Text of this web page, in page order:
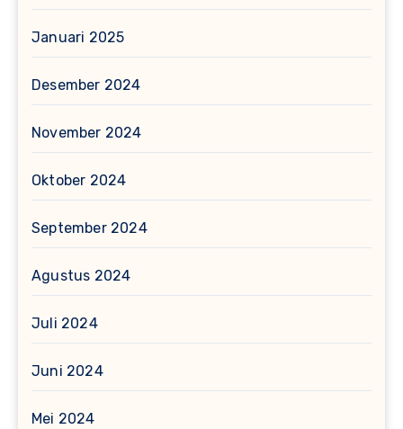
Januari 2025
Desember 2024
November 2024
Oktober 2024
September 2024
Agustus 2024
Juli 2024
Juni 2024
Mei 2024